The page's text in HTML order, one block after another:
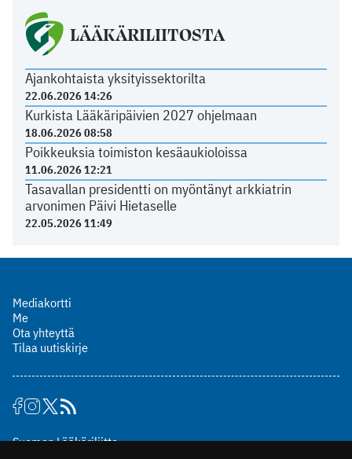
LÄÄKÄRILIITOSTA
Ajankohtaista yksityissektorilta
22.06.2026 14:26
Kurkista Lääkäripäivien 2027 ohjelmaan
18.06.2026 08:58
Poikkeuksia toimiston kesäaukioloissa
11.06.2026 12:21
Tasavallan presidentti on myöntänyt arkkiatrin
arvonimen Päivi Hietaselle
22.05.2026 11:49
Mediakortti
Me
Ota yhteyttä
Tilaa uutiskirje
Suomen Lääkäriliitto